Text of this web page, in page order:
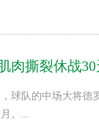
肉撕裂休战30
球队的中场大将德
。...